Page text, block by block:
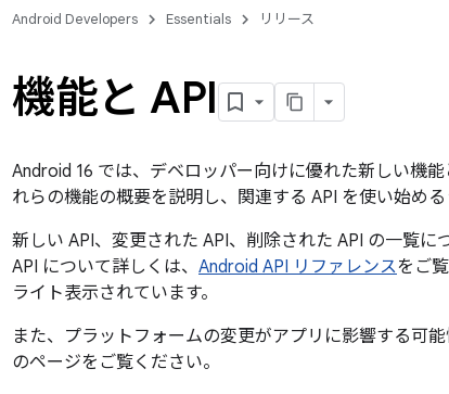
Android Developers Essentials リリース
機能と API
Android 16 では、デベロッパー向けに優れた新しい機
れらの機能の概要を説明し、関連する API を使い始める
新しい API、変更された API、削除された API の一覧に
API について詳しくは、 Android API リファレンスをご
ライト表示されています。
また、プラットフォームの変更がアプリに影響する可
のページをご覧ください。